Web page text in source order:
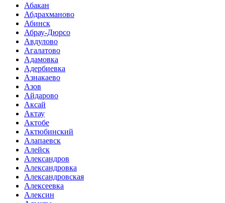
Абакан
Абдрахманово
Абинск
Абрау-Дюрсо
Авдулово
Агалатово
Адамовка
Адербиевка
Азнакаево
Азов
Айдарово
Аксай
Актау
Актобе
Актюбинский
Алапаевск
Алейск
Александров
Александровка
Александровская
Алексеевка
Алексин